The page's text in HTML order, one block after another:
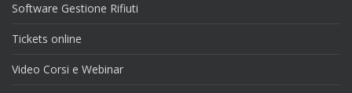
Software Gestione Rifiuti
Tickets online
Video Corsi e Webinar